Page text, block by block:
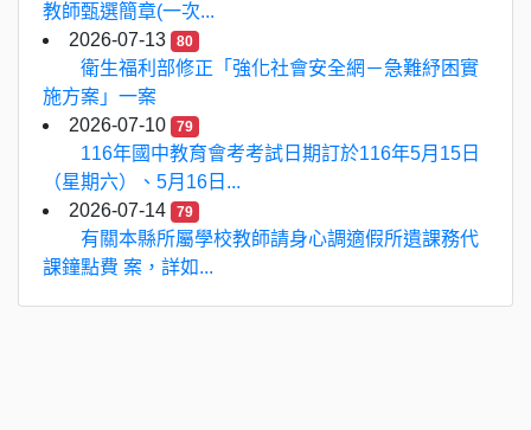
教師甄選簡章(一次...
2026-07-13
80
衛生福利部修正「強化社會安全網－急難紓困實
施方案」一案
2026-07-10
79
116年國中教育會考考試日期訂於116年5月15日
（星期六）、5月16日...
2026-07-14
79
有關本縣所屬學校教師請身心調適假所遺課務代
課鐘點費 案，詳如...